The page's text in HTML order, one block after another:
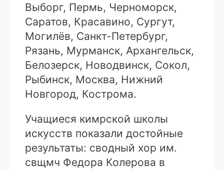
Выборг, Пермь, Черноморск,
Саратов, Красавино, Сургут,
Могилёв, Санкт-Петербург,
Рязань, Мурманск, Архангельск,
Белозерск, Новодвинск, Сокол,
Рыбинск, Москва, Нижний
Новгород, Кострома.
Учащиеся кимрской школы
искусств показали достойные
результаты: сводный хор им.
свщмч Федора Колерова в